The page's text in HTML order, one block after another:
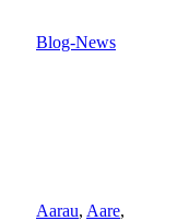
Blog-News
Aarau, Aare,